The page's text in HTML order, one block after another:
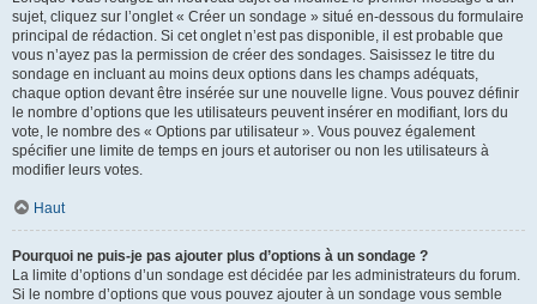
sujet, cliquez sur l’onglet « Créer un sondage » situé en-dessous du formulaire
principal de rédaction. Si cet onglet n’est pas disponible, il est probable que
vous n’ayez pas la permission de créer des sondages. Saisissez le titre du
sondage en incluant au moins deux options dans les champs adéquats,
chaque option devant être insérée sur une nouvelle ligne. Vous pouvez définir
le nombre d’options que les utilisateurs peuvent insérer en modifiant, lors du
vote, le nombre des « Options par utilisateur ». Vous pouvez également
spécifier une limite de temps en jours et autoriser ou non les utilisateurs à
modifier leurs votes.
Haut
Pourquoi ne puis-je pas ajouter plus d’options à un sondage ?
La limite d’options d’un sondage est décidée par les administrateurs du forum.
Si le nombre d’options que vous pouvez ajouter à un sondage vous semble